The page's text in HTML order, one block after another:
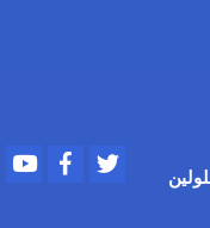
Youtube Facebook